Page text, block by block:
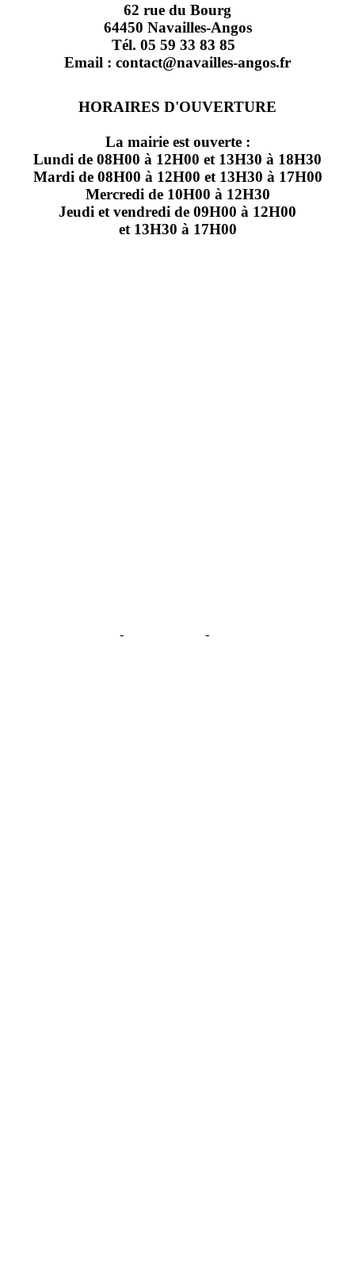
62 rue du Bourg
64450 Navailles-Angos
Tél. 05 59 33 83 85
Email : contact@navailles-angos.fr
HORAIRES D'OUVERTURE
La mairie est ouverte :
Lundi de 08H00 à 12H00 et 13H30 à 18H30
Mardi de 08H00 à 12H00 et 13H30 à 17H00
Mercredi de 10H00 à 12H30
Jeudi et vendredi de 09H00 à 12H00
et 13H30 à 17H00
- -